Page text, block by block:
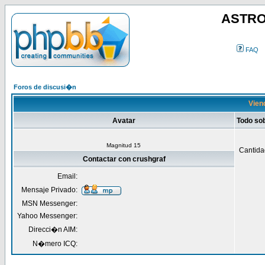
FAQ
Foros de discusi�n
Avatar Todo
Magnitud 15
Contactar con crushgraf
Email:
Mensaje Privado:
MSN Messenger:
Yahoo Messenger:
Direcci�n AIM:
N�mero ICQ: